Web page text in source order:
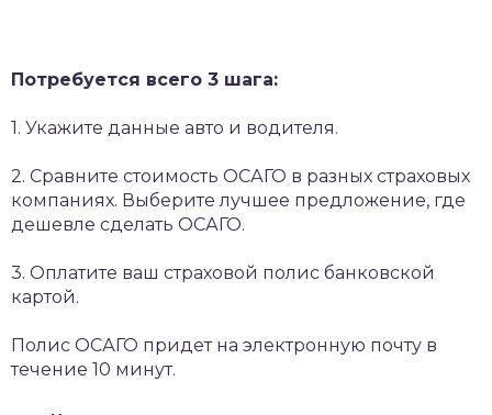
Потребуется всего 3 шага:
1. Укажите данные авто и водителя.
2. Сравните стоимость ОСАГО в разных страховых
компаниях. Выберите лучшее предложение, где
дешевле сделать ОСАГО.
3. Оплатите ваш страховой полис банковской
картой.
Полис ОСАГО придет на электронную почту в
течение 10 минут.